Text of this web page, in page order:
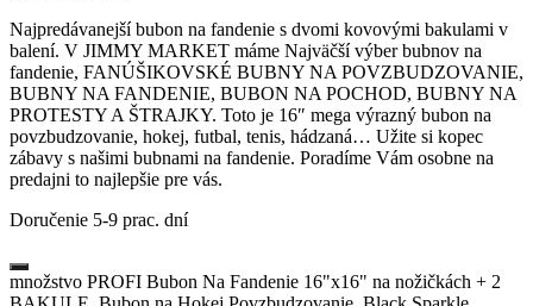
Najpredávanejší bubon na fandenie s dvomi kovovými bakulami v
balení. V JIMMY MARKET máme Najväčší výber bubnov na
fandenie, FANÚŠIKOVSKÉ BUBNY NA POVZBUDZOVANIE,
BUBNY NA FANDENIE, BUBON NA POCHOD, BUBNY NA
PROTESTY A ŠTRAJKY. Toto je 16″ mega výrazný bubon na
povzbudzovanie, hokej, futbal, tenis, hádzaná… Užite si kopec
zábavy s našimi bubnami na fandenie. Poradíme Vám osobne na
predajni to najlepšie pre vás.
Doručenie 5-9 prac. dní
množstvo PROFI Bubon Na Fandenie 16"x16" na nožičkách + 2